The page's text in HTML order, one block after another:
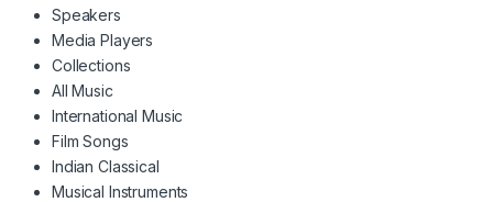
Speakers
Media Players
Collections
All Music
International Music
Film Songs
Indian Classical
Musical Instruments